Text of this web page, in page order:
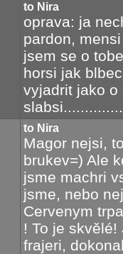
to Nira
oprava: ja
pardon,
jsem se o
horsi jak
vyjadrit jako o
to Nira
Magor nejsi,
brukev=) Ale
jsme machri
jsme, nebo
Cervenym
! To je
frajeri,